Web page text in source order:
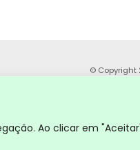
Ao clicar em
© Copyright